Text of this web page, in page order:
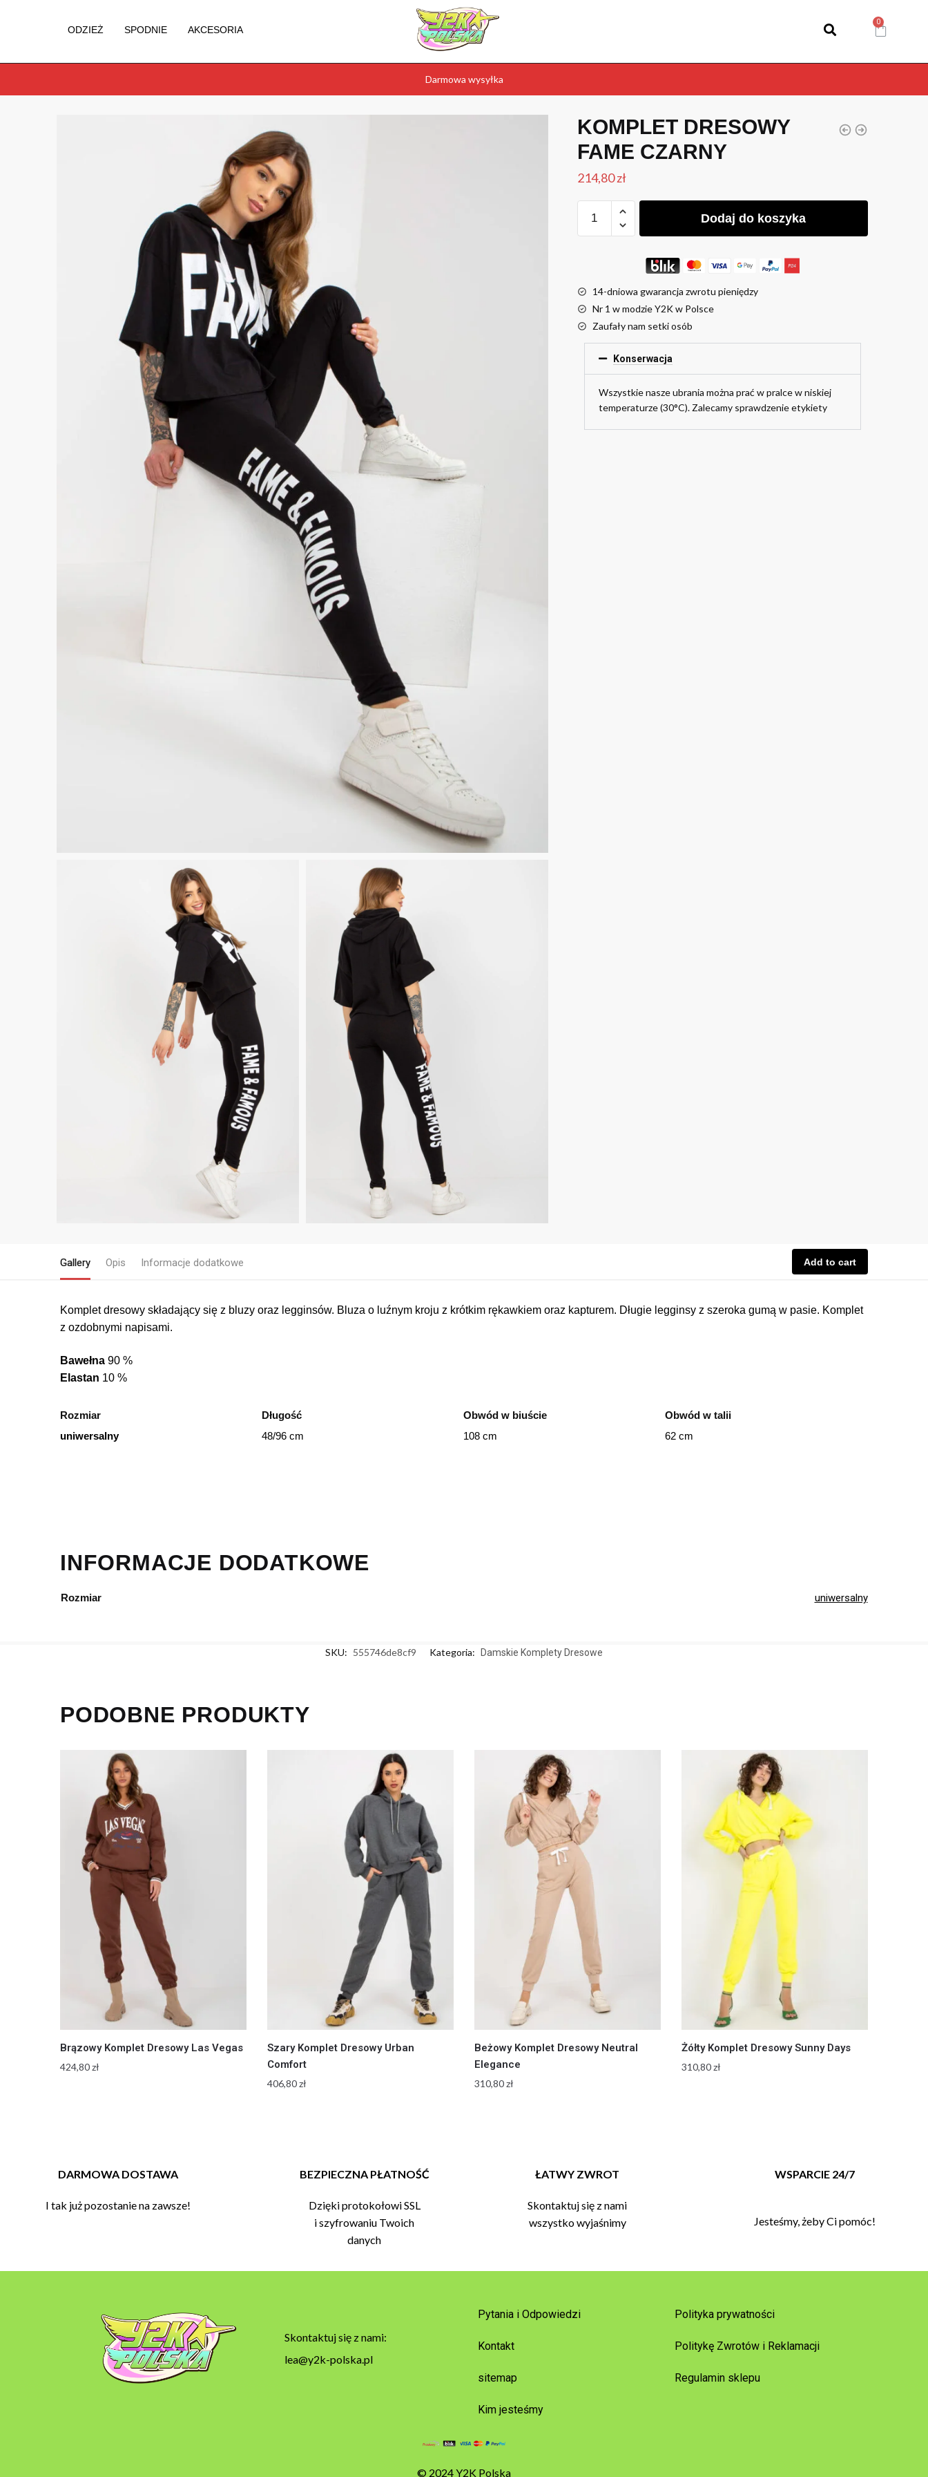
ODZIEŻ SPODNIE AKCESORIA
Darmowa wysyłka
KOMPLET DRESOWY
FAME CZARNY
214,80zł
Dodaj do koszyka
14-dniowa gwarancja zwrotu pieniędzy
Nr 1 w modzie Y2K w Polsce
Zaufały nam setki osób
Konserwacja
Wszystkie nasze ubrania można prać w pralce w niskiej
temperaturze (30°C). Zalecamy sprawdzenie etykiety
Gallery Opis Informacje dodatkowe Add to cart
Komplet dresowy składający się z bluzy oraz legginsów. Bluza o luźnym kroju z krótkim rękawkiem oraz kapturem. Długie legginsy z szeroka gumą w pasie. Komplet
z ozdobnymi napisami.
Bawełna 90 %
Elastan 10 %
Rozmiar Długość Obwód w biuście
Obwód w talii
uniwersalny
48/96 cm 108 cm 62 cm
INFORMACJE DODATKOWE
Rozmiar uniwersalny
SKU: 555746de8cf9 Kategoria: Damskie Komplety Dresowe
PODOBNE PRODUKTY
Brązowy Komplet Dresowy Las Vegas
424,80zł
Szary Komplet Dresowy Urban
Comfort
406,80zł
Beżowy Komplet Dresowy Neutral
Elegance
310,80zł
Żółty Komplet Dresowy Sunny Days
310,80zł
DARMOWA DOSTAWA
I tak już pozostanie na zawsze!
BEZPIECZNA PŁATNOŚĆ
Dzięki protokołowi SSL
i szyfrowaniu Twoich
danych
ŁATWY ZWROT
Skontaktuj się z nami
wszystko wyjaśnimy
WSPARCIE 24/7
Jesteśmy, żeby Ci pomóc!
Skontaktuj się z nami:
lea@y2k-polska.pl
Pytania i Odpowiedzi
Kontakt
sitemap
Kim jesteśmy
Polityka prywatności
Politykę Zwrotów i Reklamacji
Regulamin sklepu
© 2024 Y2K Polska